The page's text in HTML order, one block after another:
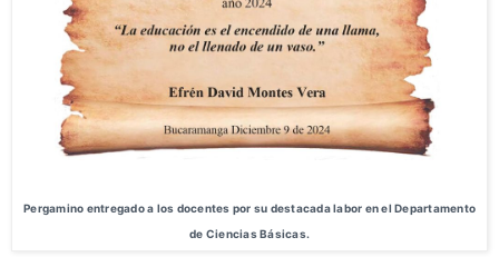
Pergamino entregado a los docentes por su destacada labor en el Departamento
de Ciencias Básicas.